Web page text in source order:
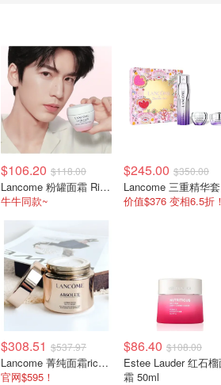
$106.20 $118.00
Lancome 粉罐面霜 Rich款
牛牛同款~
$245.00 $350.00
价值$376 变相6.5折
$308.51 $537.97
Lancome 菁纯面霜rich版 60ml
官网$595！
$86.40 $108.00
Estee Lauder 红石
霜 50ml